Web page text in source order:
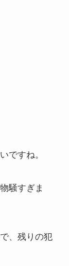
ですね。
騒すぎま
、残りの犯